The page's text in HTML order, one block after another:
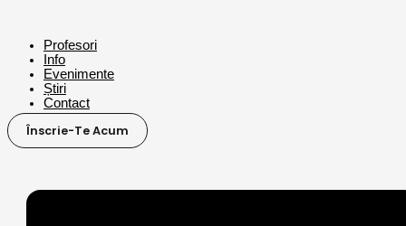
Profesori
Info
Evenimente
Știri
Contact
Înscrie-Te Acum